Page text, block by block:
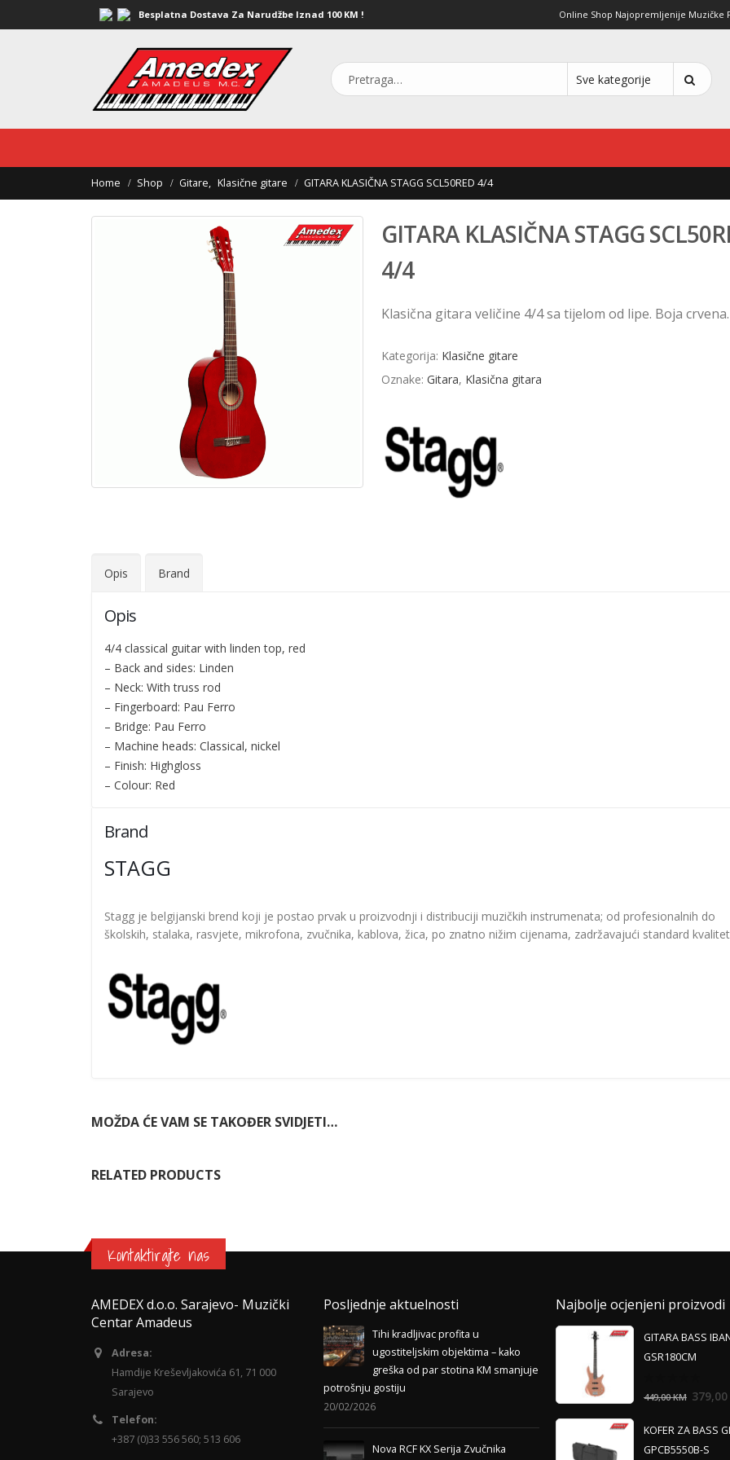
Besplatna Dostava Za Narudžbe Iznad 100 KM ! Online Shop Najopremljenije Muzičke
Home Shop Gitare, Klasične gitare GITARA KLASIČNA STAGG SCL50RED 4/4
GITARA KLASIČNA STAGG
4/4
Klasična gitara veličine 4/4 sa tijelom od lipe. Boja crvena.
Kategorija: Klasične gitare
Oznake:Gitara, Klasična gitara
Opis Brand
Opis
4/4 classical guitar with linden top, red
– Back and sides: Linden
– Neck: With truss rod
– Fingerboard: Pau Ferro
– Bridge: Pau Ferro
– Machine heads: Classical, nickel
– Finish: Highgloss
– Colour: Red
Brand
STAGG
Stagg je belgijanski brend koji je postao prvak u proizvodnji i distribuciji muzičkih instrumenata; od profesionalnih do
školskih, stalaka, rasvjete, mikrofona, zvučnika, kablova, žica, po znatno nižim cijenama, zadržavajući standard
MOŽDA ĆE VAM SE TAKOĐER SVIDJETI…
RELATED PRODUCTS
Kontaktirajte nas
AMEDEX d.o.o. Sarajevo- Muzički
Centar Amadeus
Adresa:
Hamdije Kreševljakovića 61, 71 000
Sarajevo
Telefon:
+387 (0)33 556 560; 513 606
Posljednje aktuelnosti
Tihi kradljivac profita u
ugostiteljskim objektima – kako
greška od par stotina KM smanjuje
potrošnju gostiju
20/02/2026
Nova RCF KX Serija Zvučnika
Najbolje ocjenjeni proizvodi
GITARA BASS
GSR180CM
0
out
449,00KM 379,00
KOFER ZA BASS
GPCB5550B-S